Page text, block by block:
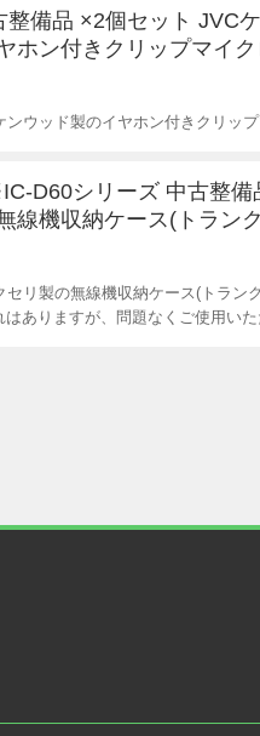
整備品 ×2個セット JVC
ホン付きクリップマイク
ンウッド製のイヤホン付きクリッ
D60シリーズ 中古整備
線機収納ケース(トラン
セリ製の無線機収納ケース(トラン
ありますが、問題なくご使用いた